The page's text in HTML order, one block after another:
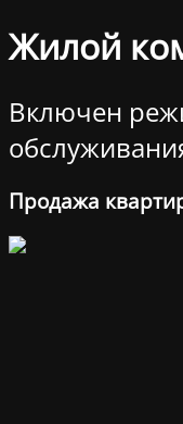
Жилой
Включен
Продажа